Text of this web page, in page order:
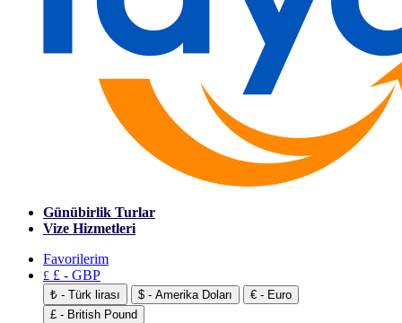
Günübirlik Turlar
Vize Hizmetleri
Favorilerim
£ £ - GBP
₺ - Türk lirası $ - Amerika Doları
€ - Euro
£ - British Pound